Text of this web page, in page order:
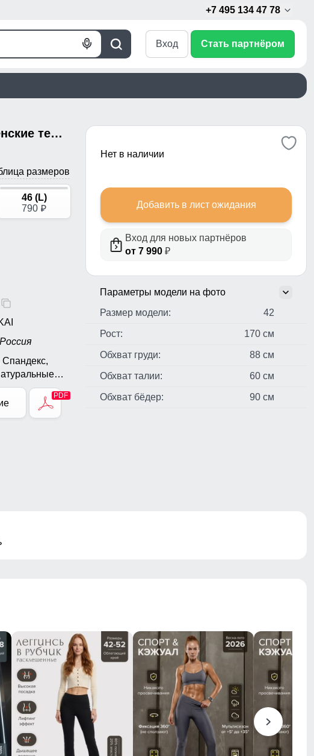
+7 495 134 47 78
Поиск
Голосовой
Вход Стать партнёром
Легинсы для фитнеса женские темно-серого цвета 1001TC
размеров
46 (L)
790 p
Россия
Нет в наличии
Добавить в лист ожидания
Вход для новых партнёров
от 7 990 ₽
Параметры модели на фото
Размер модели:
42
Рост: 170 см
Обхват груди: 88 см
Обхват талии: 60 см
Обхват бёдер: 90 см